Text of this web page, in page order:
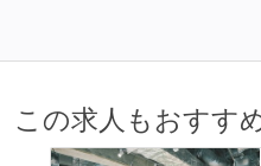
コードによるインフラ
Code）の環境が整備さ
この求人もおすす